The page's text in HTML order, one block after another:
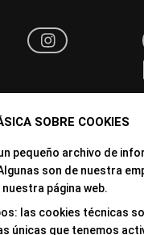
SOBRE COOKIES
pequeño archivo de
son de nuestra
página web.
las cookies técnicas
únicas que tenemos